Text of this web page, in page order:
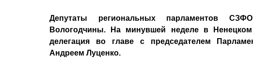
Депутаты региональных парламентов
Вологодчины. На минувшей неделе в Ненецком
делегация во главе с председателем
Андреем Луценко.